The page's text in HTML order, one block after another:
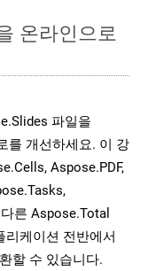
온라인으로
파일을
를 개선하세요. 이 강
Aspose.PDF,
른 Aspose.Total
리케이션 전반에서
할 수 있습니다.